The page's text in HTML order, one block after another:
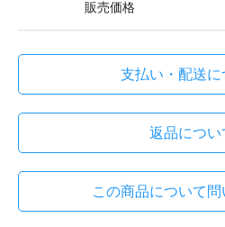
販売価格
支払い・配送に
返品につい
この商品について問